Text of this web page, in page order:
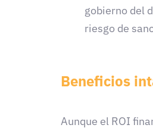
gobierno del
riesgo de
Beneficios
Aunque el ROI